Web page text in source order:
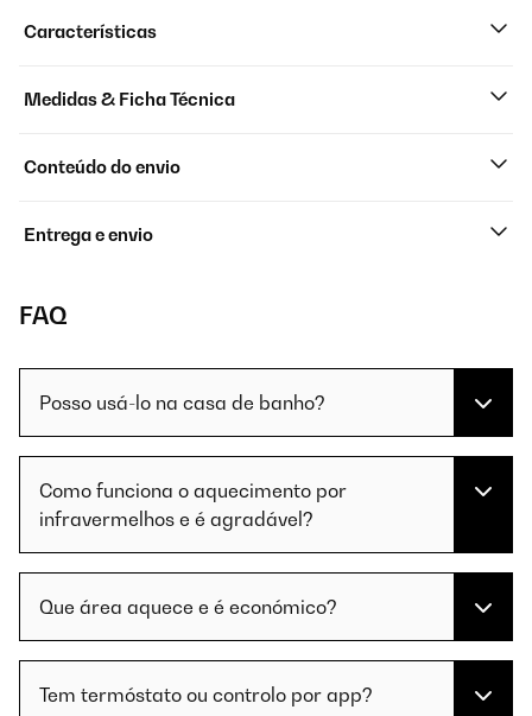
Características
Medidas & Ficha Técnica
Conteúdo do envio
Entrega e envio
FAQ
Posso usá-lo na casa de banho?
Como funciona o aquecimento por
infravermelhos e é agradável?
Que área aquece e é económico?
Tem termóstato ou controlo por app?